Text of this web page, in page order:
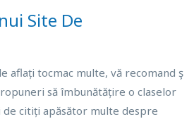
Site De
aflați tocmac multe, vă recomand ş
să îmbunătățire o claselor
de citiți apăsător multe despre